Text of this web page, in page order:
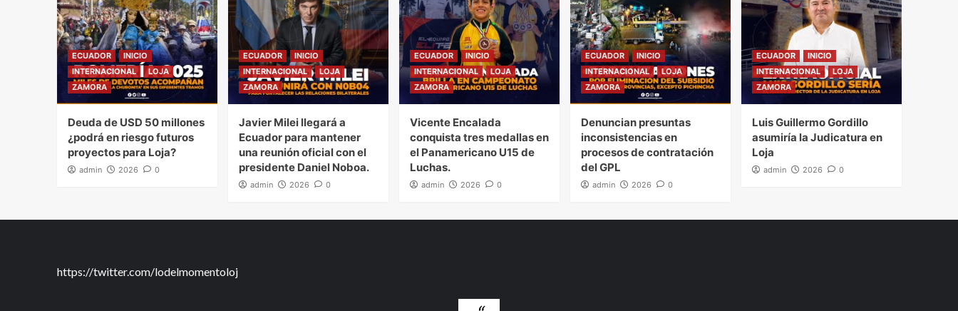
ECUADOR
INICIO
INTERNACIONAL
LOJA
ZAMORA
Deuda de USD 50 millones
¿podrá en riesgo futuros
proyectos para Loja?
admin 2026 0
ECUADOR
INICIO
INTERNACIONAL
LOJA
ZAMORA
Javier Milei llegará a
Ecuador para mantener
una reunión oficial con el
presidente Daniel Noboa.
admin 2026 0
ECUADOR
INICIO
INTERNACIONAL
LOJA
ZAMORA
Vicente Encalada
conquista tres medallas en
el Panamericano U15 de
Luchas.
admin 2026 0
ECUADOR
INICIO
INTERNACIONAL
LOJA
ZAMORA
Denuncian presuntas
inconsistencias en
procesos de contratación
del GPL
admin 2026 0
ECUADOR
INICIO
INTERNACIONAL
LOJA
ZAMORA
Luis Guillermo Gordillo
asumiría la Judicatura en
Loja
admin 2026 0
https://twitter.com/lodelmomentoloj